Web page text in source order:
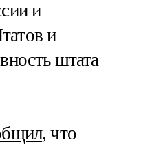
и
и
штата
, что